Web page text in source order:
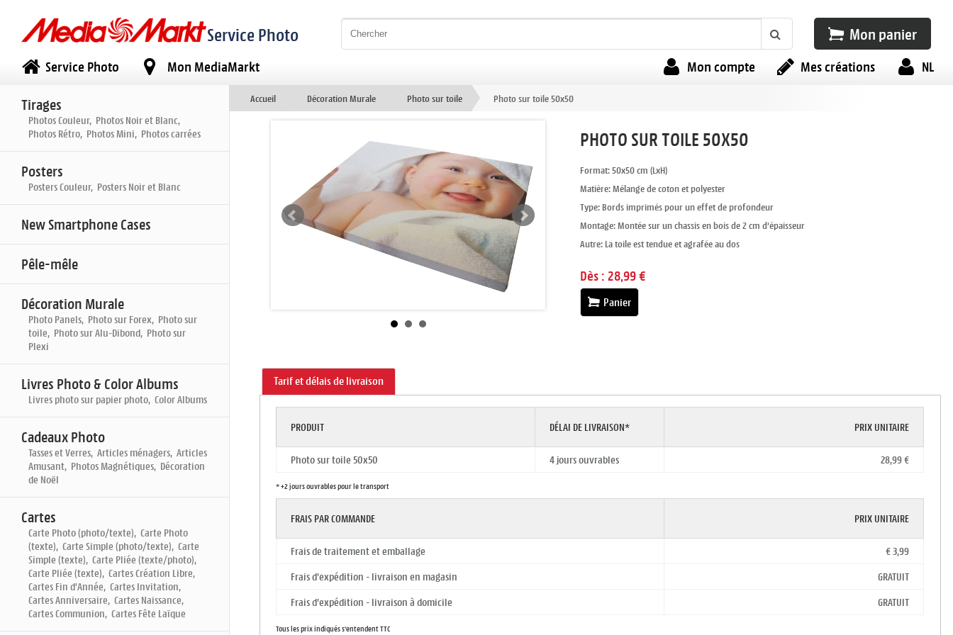
Service Photo Mon panier
Service Photo Mon MediaMarkt NL
Mes créations
Mon compte
Tirages
Photos Couleur, Photos Noir et Blanc,
Photos Rétro, Photos Mini, Photos carrées
Posters
Posters Couleur, Posters Noir et Blanc
New Smartphone Cases
Pêle-mêle
Décoration Murale
Photo Panels, Photo sur Forex, Photo sur
toile, Photo sur Alu-Dibond, Photo sur
Plexi
Livres Photo & Color Albums
Livres photo sur papier photo, Color Albums
Cadeaux Photo
Tasses et Verres, Articles ménagers, Articles
Amusant, Photos Magnétiques, Décoration
de Noël
Cartes
Carte Photo (photo/texte), Carte Photo
(texte), Carte Simple (photo/texte), Carte
Simple (texte), Carte Pliée (texte/photo),
Carte Pliée (texte), Cartes Création Libre,
Cartes Fin d'Année, Cartes Invitation,
Cartes Anniversaire, Cartes Naissance,
Cartes Communion, Cartes Fête Laïque
Accueil Décoration Murale Photo sur toile Photo sur toile 50x50
PHOTO SUR TOILE 50X50
Format: 50x50 cm (LxH)
Matière: Mélange de coton et polyester
Type: Bords imprimés pour un effet de profondeur
Montage: Montée sur un chassis en bois de 2 cm d'épaisseur
Autre: La toile est tendue et agrafée au dos
Dès : 28,99 €
Panier
Tarif et délais de livraison
PRODUIT DÉLAI DE LIVRAISON* PRIX UNITAIRE
Photo sur toile 50x50 4 jours ouvrables 28,99 €
* +2 jours ouvrables pour le transport
FRAIS PAR COMMANDE PRIX UNITAIRE
Frais de traitement et emballage
€ 3,99
Frais d'expédition - livraison en magasin
GRATUIT
Frais d'expédition - livraison à domicile
GRATUIT
Tous les prix indiqués s'entendent TTC